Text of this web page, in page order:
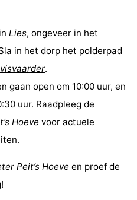
Lies, ongeveer in het
in het dorp het polderpad
.
gaan open om 10:00 uur, en
uur. Raadpleeg de
Hoeve voor actuele
Peit’s Hoeve en proef de
!